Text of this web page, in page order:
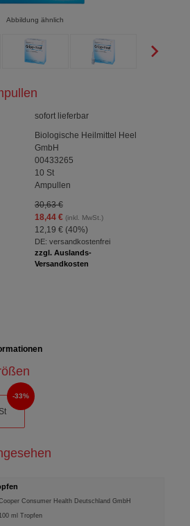
sofort lieferbar
Biologische Heilmittel Heel
GmbH
00433265
10 St
Ampullen
30,63 €
18,44 €(inkl. MwSt.)
12,19 € (40%)
DE: versandkostenfrei
zzgl. Auslands-
Versandkosten
Abbildung ähnlich
33%
Tabletten
Pharma GmbH
100St Tabletten, magensaftresistent